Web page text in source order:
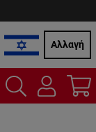
Αλλαγή